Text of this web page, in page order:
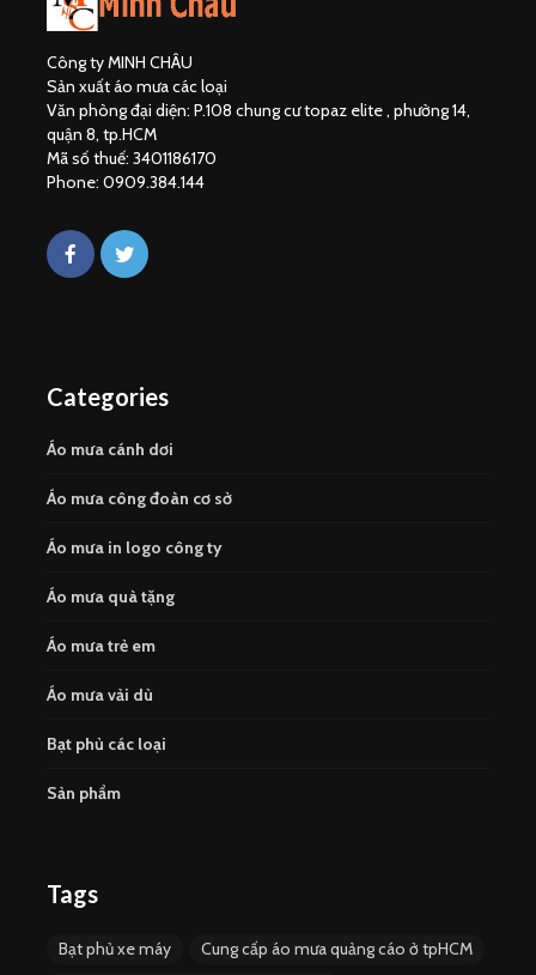
Công ty MINH CHÂU
Sản xuất áo mưa các loại
Văn phòng đại diện: P.108 chung cư topaz elite , phường 14,
quận 8, tp.HCM
Mã số thuế: 3401186170
Phone: 0909.384.144
Categories
Áo mưa cánh dơi
Áo mưa công đoàn cơ sở
Áo mưa in logo công ty
Áo mưa quà tặng
Áo mưa trẻ em
Áo mưa vải dù
Bạt phủ các loại
Sản phẩm
Tags
Bạt phủ xe máy
Cung cấp áo mưa quảng cáo ở tpHCM